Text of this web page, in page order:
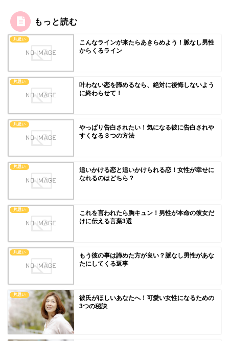
もっと読む
片思い
こんなラインが来たらあきらめよう！脈なし男性
からくるライン
片思い
叶わない恋を諦めるなら、絶対に後悔しないよう
に終わらせて！
片思い
やっぱり告白されたい！気になる彼に告白されや
すくなる３つの方法
片思い
追いかける恋と追いかけられる恋！女性が幸せに
なれるのはどちら？
片思い
これを言われたら胸キュン！男性が本命の彼女だ
けに伝える言葉3選
片思い
もう彼の事は諦めた方が良い？脈なし男性があな
たにしてくる返事
片思い
彼氏がほしいあなたへ！可愛い女性になるための
3つの秘訣